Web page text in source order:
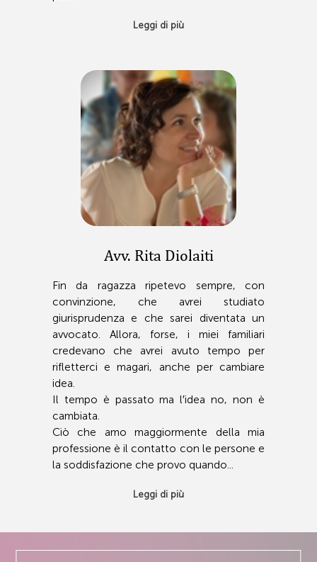
Leggi di più
Avv. Rita Diolaiti
Fin da ragazza ripetevo sempre, con
convinzione, che avrei studiato
giurisprudenza e che sarei diventata un
avvocato. Allora, forse, i miei familiari
credevano che avrei avuto tempo per
rifletterci e magari, anche per cambiare
idea.
Il tempo è passato ma l′idea no, non è
cambiata.
Ciò che amo maggiormente della mia
professione è il contatto con le persone e
la soddisfazione che provo quando...
Leggi di più